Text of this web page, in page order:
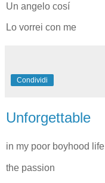
Un angelo cosí
Lo vorrei con me
Condividi
Unforgettable
in my poor boyhood life
the passion